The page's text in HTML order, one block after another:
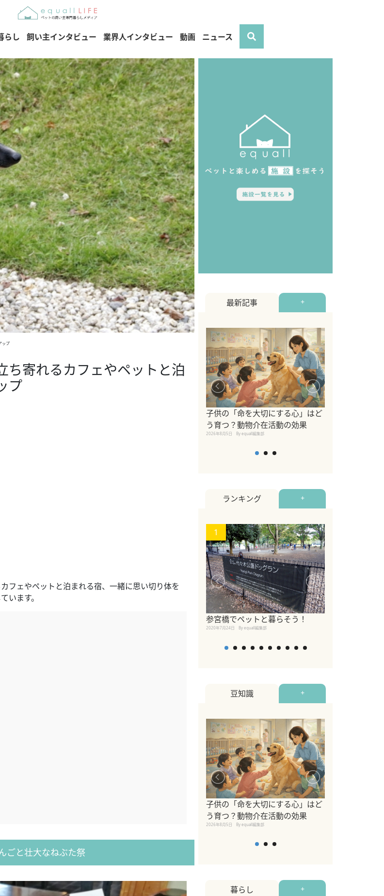
らし 飼い主インタビュー 業界人インタビュー 動画 ニュース
ップ
ち寄れるカフェやペットと泊
プ
フェやペットと泊まれる宿、一緒に思い切り体を
います。
ごと壮大なねぶた祭
最新記事 +
子供の「命を大切にする心」はど
う育つ？動物介在活動の効果
2026年8月5日 By equall編集部
ランキング +
1
参宮橋でペットと暮らそう！
2020年7月24日 By equall編集部
豆知識 +
子供の「命を大切にする心」はど
う育つ？動物介在活動の効果
2026年8月5日 By equall編集部
暮らし +